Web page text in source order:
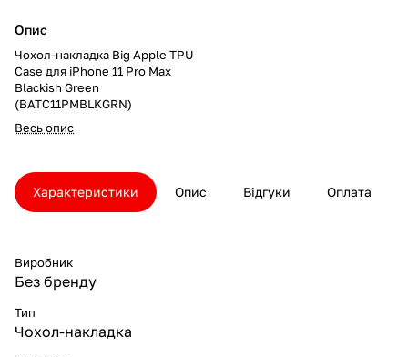
Опис
Чохол-накладка Big Apple TPU
Case для iPhone 11 Pro Max
Blackish Green
(BATC11PMBLKGRN)
Весь опис
Характеристики Опис Відгуки Оплата
Виробник
Без бренду
Тип
Чохол-накладка